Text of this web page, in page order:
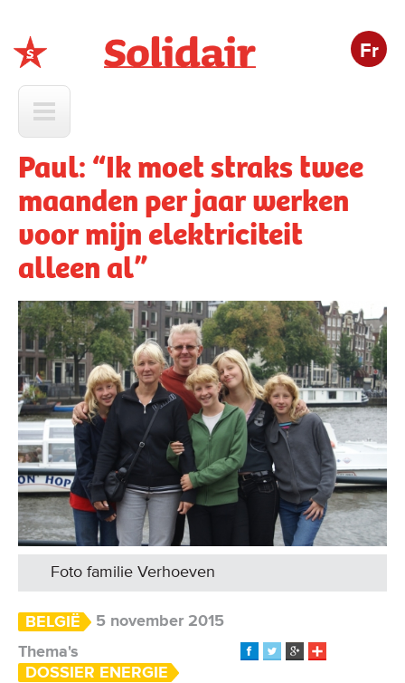
Fr
Paul: “Ik moet straks twee
maanden per jaar werken
voor mijn elektriciteit
alleen al”
Foto familie Verhoeven
BELGIË
5 november 2015
Thema's
DOSSIER ENERGIE